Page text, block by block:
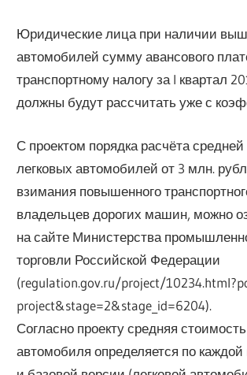
Юридические лица при наличии
автомобилей сумму авансового
транспортному налогу за I квартал
должны будут рассчитать уже с
С проектом порядка расчёта
легковых автомобилей от 3 млн.
взимания повышенного
владельцев дорогих машин, можно
на сайте Министерства
торговли Российской Федерации
(regulation.gov.ru/project/
project&stage=2&stage_id=6204).
Согласно проекту средняя стоимость
автомобиля определяется по